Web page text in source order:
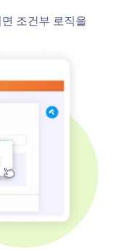
조건부 로직을